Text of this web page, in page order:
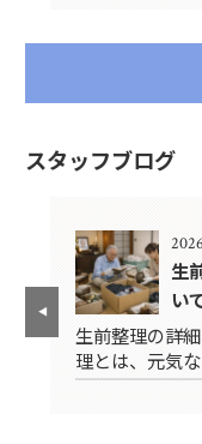
スタッフブログ
生
い
生前整理の詳
理とは、元気